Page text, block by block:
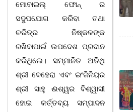
ମୋବାଇଲ୍ ଫୋନ୍ ର
ସଦୁପଯୋଗ କରିବା ତଥା
ଚରିତ୍ର ନିଷ୍କଳଙ୍କ
ରଖିବାପାଇଁଁ ଉପଦେଶ ପ୍ରଦାନ
କରିଥିଲେ। ସମ୍ମାନିତ ଅତିଥି
ଶ୍ରୀ ବେହେରା ଏବଂ ଇଂଜିନିୟର
ଶ୍ରୀ ସାହୁ ଈଶ୍ୱର ବିଶ୍ୱାସୀ
ହୋଇ କର୍ତ୍ତବ୍ୟ ସମ୍ପାଦନ